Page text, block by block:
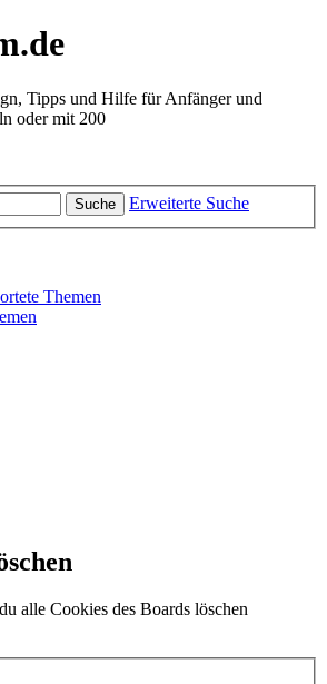
Tipps und Hilfe für Anfänger und
oder mit 200
Suche Erweiterte Suche
Themen
alle Cookies des Boards löschen